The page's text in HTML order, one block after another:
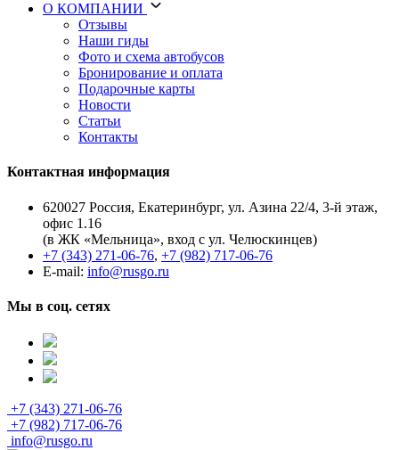
О КОМПАНИИ
Отзывы
Наши гиды
Фото и схема автобусов
Бронирование и оплата
Подарочные карты
Новости
Статьи
Контакты
Контактная информация
620027 Россия, Екатеринбург, ул. Азина 22/4, 3-й этаж,
офис 1.16
(в ЖК «Мельница», вход с ул. Челюскинцев)
+7 (343) 271-06-76, +7 (982) 717-06-76
E-mail: info@rusgo.ru
Мы в соц. сетях
+7 (343) 271-06-76
+7 (982) 717-06-76
info@rusgo.ru